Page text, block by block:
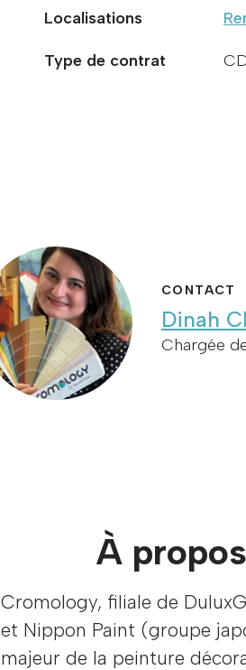
Localisations
Type de contrat
CONTACT
Dinah
Chargée
À
Cromology, filiale de
et Nippon Paint (groupe
majeur de la peinture